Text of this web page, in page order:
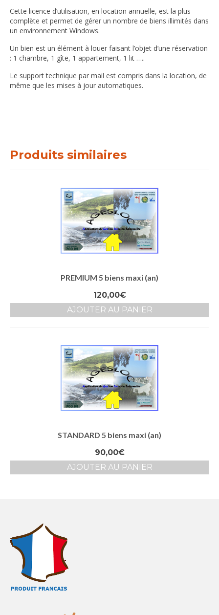
Cette licence d’utilisation, en location annuelle, est la plus
complète et permet de gérer un nombre de biens illimités dans
un environnement Windows.
Un bien est un élément à louer faisant l’objet d’une réservation
: 1 chambre, 1 gîte, 1 appartement, 1 lit …..
Le support technique par mail est compris dans la location, de
même que les mises à jour automatiques.
Produits similaires
PREMIUM 5 biens maxi (an)
120,00€
AJOUTER AU PANIER
STANDARD 5 biens maxi (an)
90,00€
AJOUTER AU PANIER